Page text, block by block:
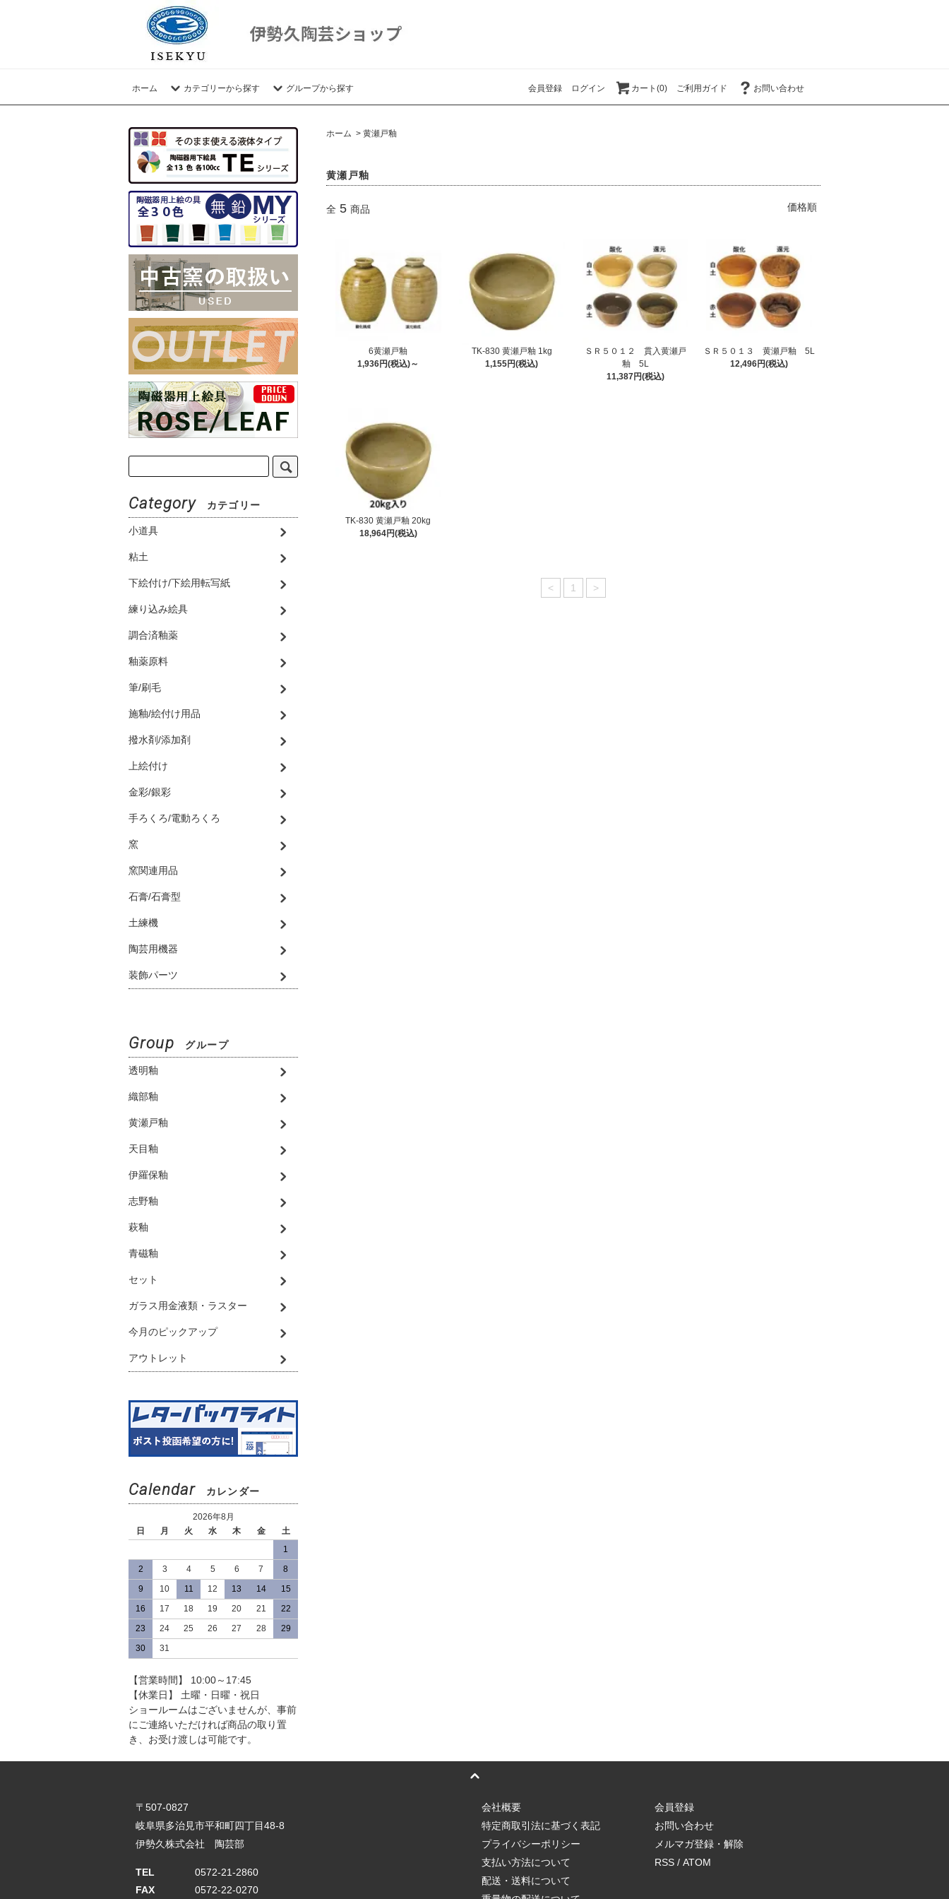
ホーム カテゴリーから探す グループから探す 会員登録 ログイン カート(0) ご利用ガイド お問い合わせ
ホーム > 黄瀬戸釉
黄瀬戸釉
全 5 商品 価格順
6黄瀬戸釉
1,936円(税込)～
TK-830 黄瀬戸釉 1kg
1,155円(税込)
ＳＲ５０１２ 貫入黄瀬戸
釉 5L
11,387円(税込)
ＳＲ５０１３ 黄瀬戸釉 5L
12,496円(税込)
TK-830 黄瀬戸釉 20kg
18,964円(税込)
< 1 >
Category カテゴリー
小道具
粘土
下絵付け/下絵用転写紙
練り込み絵具
調合済釉薬
釉薬原料
筆/刷毛
施釉/絵付け用品
撥水剤/添加剤
上絵付け
金彩/銀彩
手ろくろ/電動ろくろ
窯
窯関連用品
石膏/石膏型
土練機
陶芸用機器
装飾パーツ
Group グループ
透明釉
織部釉
黄瀬戸釉
天目釉
伊羅保釉
志野釉
萩釉
青磁釉
セット
ガラス用金液類・ラスター
今月のピックアップ
アウトレット
Calendarカレンダー
2026年8月
日
月 火 水 木 金
土
1
2
3 4 5 6 7
8
9
10 11 12 13 14
15
16
17 18 19 20 21
22
23
24 25 26 27 28
29
30
31
【営業時間】 10:00～17:45
【休業日】 土曜・日曜・祝日
ショールームはございませんが、事前
にご連絡いただければ商品の取り置
き、お受け渡しは可能です。
〒507-0827
岐阜県多治見市平和町四丁目48-8
伊勢久株式会社 陶芸部
TEL
0572-21-2860
FAX
0572-22-0270
会社概要
特定商取引法に基づく表記
プライバシーポリシー
支払い方法について
配送・送料について
会員登録
お問い合わせ
メルマガ登録・解除
RSS/ ATOM